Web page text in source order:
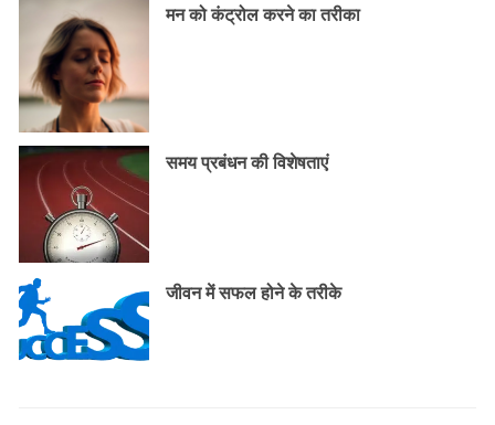
मन को कंट्रोल करने का तरीका
समय प्रबंधन की विशेषताएं
जीवन में सफल होने के तरीके